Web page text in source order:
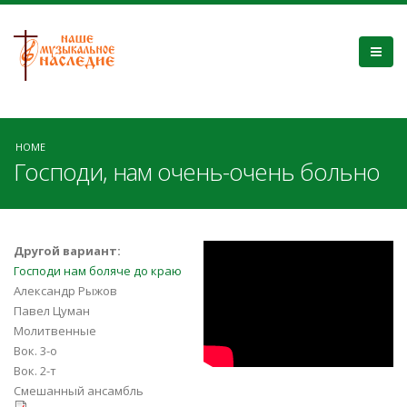
HOME
Господи, нам очень-очень больно
Другой вариант:
Господи нам боляче до краю
Александр Рыжов
Павел Цуман
Молитвенные
Вок. 3-о
Вок. 2-т
Смешанный ансамбль